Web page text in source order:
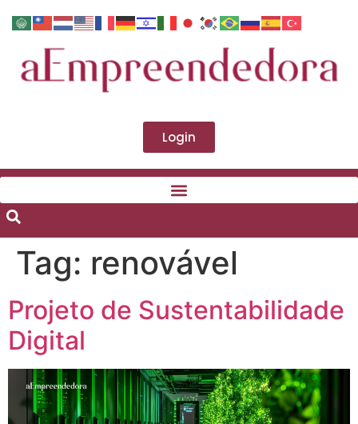
Login
Tag: renovável
Projeto de Sustentabilidade
Digital